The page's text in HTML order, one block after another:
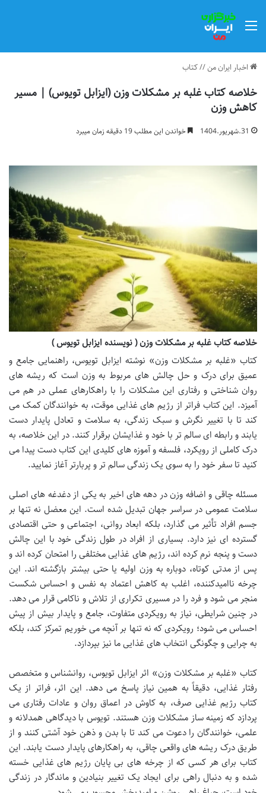
اخبار ایران من//کتاب
خلاصه کتاب غلبه بر مشکلات وزن (ایزابل تویوس) | مسیر
کاهش وزن
31.شهریور.1404 خواندن این مطلب 19 دقیقه زمان میبرد
خلاصه کتاب غلبه بر مشکلات وزن ( نویسنده ایزابل تویوس )
کتاب «غلبه بر مشکلات وزن» نوشته ایزابل تویوس، راهنمایی جامع و
عمیق برای درک و حل چالش های مربوط به وزن است که ریشه های
روان شناختی و رفتاری این مشکلات را با راهکارهای عملی در هم می
آمیزد. این کتاب فراتر از رژیم های غذایی موقت، به خوانندگان کمک می
کند تا با تغییر نگرش و سبک زندگی، به سلامت و تعادل پایدار دست
یابند و رابطه ای سالم تر با خود و غذایشان برقرار کنند. در این خلاصه، به
درک کاملی از رویکرد، فلسفه و آموزه های کلیدی این کتاب دست پیدا می
کنید تا سفر خود را به سوی یک زندگی سالم تر و پربارتر آغاز نمایید.
مسئله چاقی و اضافه وزن در دهه های اخیر به یکی از دغدغه های اصلی
سلامت عمومی در سراسر جهان تبدیل شده است. این معضل نه تنها بر
جسم افراد تأثیر می گذارد، بلکه ابعاد روانی، اجتماعی و حتی اقتصادی
گسترده ای نیز دارد. بسیاری از افراد در طول زندگی خود با این چالش
دست و پنجه نرم کرده اند، رژیم های غذایی مختلفی را امتحان کرده اند و
پس از مدتی کوتاه، دوباره به وزن اولیه یا حتی بیشتر بازگشته اند. این
چرخه ناامیدکننده، اغلب به کاهش اعتماد به نفس و احساس شکست
منجر می شود و فرد را در مسیری تکراری از تلاش و ناکامی قرار می دهد.
در چنین شرایطی، نیاز به رویکردی متفاوت، جامع و پایدار بیش از پیش
احساس می شود؛ رویکردی که نه تنها بر آنچه می خوریم تمرکز کند، بلکه
به چرایی و چگونگی انتخاب های غذایی ما نیز بپردازد.
کتاب «غلبه بر مشکلات وزن» اثر ایزابل تویوس، روانشناس و متخصص
رفتار غذایی، دقیقاً به همین نیاز پاسخ می دهد. این اثر، فراتر از یک
کتاب رژیم غذایی صرف، به کاوش در اعماق روان و عادات رفتاری می
پردازد که زمینه ساز مشکلات وزن هستند. تویوس با دیدگاهی همدلانه و
علمی، خوانندگان را دعوت می کند تا با بدن و ذهن خود آشتی کنند و از
طریق درک ریشه های واقعی چاقی، به راهکارهای پایدار دست یابند. این
کتاب برای هر کسی که از چرخه های بی پایان رژیم های غذایی خسته
شده و به دنبال راهی برای ایجاد یک تغییر بنیادین و ماندگار در زندگی